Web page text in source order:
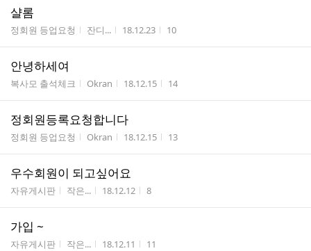
샬롬
게시판명
정회원 등업요청 작성자
잔디... 작성시간
18.12.23 조회수
10
안녕하세여
게시판명
복사모 출석체크 작성자
Okran 작성시간
18.12.15 조회수
14
정회원등록요청합니다
게시판명
정회원 등업요청 작성자
Okran 작성시간
18.12.15 조회수
13
우수회원이 되고싶어요
게시판명
자유게시판 작성자
작은... 작성시간
18.12.12 조회수
8
가입 ~
게시판명
자유게시판 작성자
작은... 작성시간
18.12.11 조회수
11